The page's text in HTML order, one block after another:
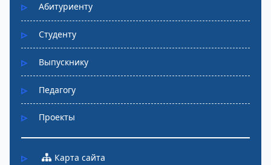
Абитуриенту
Студенту
Выпускнику
Педагогу
Проекты
Карта сайта